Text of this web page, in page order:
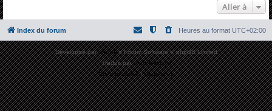
Aller à
Index du forum Heures au format UTC+02:00
Développé parphpBB® Forum Software © phpBB Limited
Traduit parphpBB-fr.com
Confidentialité|Conditions